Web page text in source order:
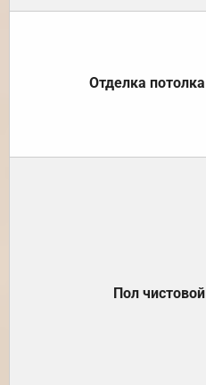
Отделка потолка
Пол чистовой